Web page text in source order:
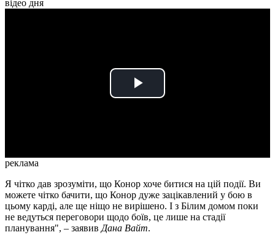
відео дня
Play
реклама
Я чітко дав зрозуміти, що Конор хоче битися на цій події. Ви
можете чітко бачити, що Конор дуже зацікавлений у бою в
цьому карді, але ще ніщо не вирішено. І з Білим домом поки
не ведуться переговори щодо боїв, це лише на стадії
планування", – заявивДана Вайт.